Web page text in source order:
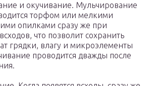
и окучивание. Мульчирование
торфом или мелкими
опилками сразу же при
что позволит сохранить
грядки, влагу и микроэлементы
проводится дважды после